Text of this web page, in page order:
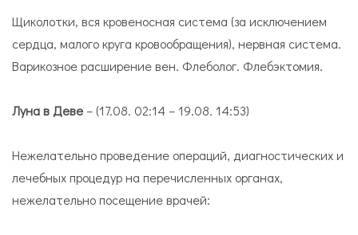
Щиколотки, вся кровеносная система (за исключением
сердца, малого круга кровообращения), нервная система.
Варикозное расширение вен. Флеболог. Флебэктомия.
Луна в Деве – (17.08. 02:14 – 19.08. 14:53)
Нежелательно проведение операций, диагностических и
лечебных процедур на перечисленных органах,
нежелательно посещение врачей: